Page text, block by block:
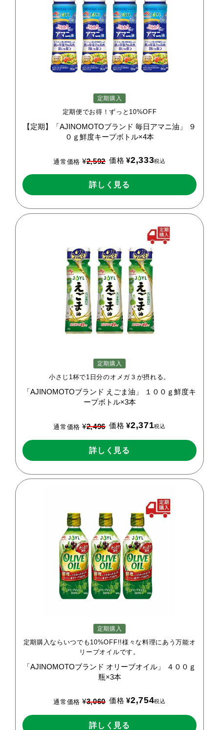
定期購入
定期便でお得！ずっと10%OFF
【定期】「AJINOMOTOブランド 毎日アマニ油」
９
０ｇ鮮度キープボトル×4本
通常価格 ¥2,592 価格 ¥2,333税込
詳しく見る
定期購入
小さじ1杯で1日分のオメガ３が摂れる。
「AJINOMOTOブランド えごま油」
１００ｇ鮮度キ
ープボトル×3本
通常価格 ¥2,496 価格 ¥2,371税込
詳しく見る
定期購入
定期購入ならいつでも10%OFF!!様々な料理にあう万能オ
リーブオイルです。
「AJINOMOTOブランド オリーブオイル」
４００ｇ
瓶×3本
通常価格 ¥3,060 価格 ¥2,754税込
詳しく見る